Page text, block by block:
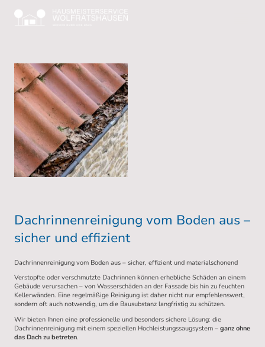
Dachrinnenreinigung vom Boden aus –
sicher und effizient
Dachrinnenreinigung vom Boden aus – sicher, effizient und materialschonend
Verstopfte oder verschmutzte Dachrinnen können erhebliche Schäden an einem
Gebäude verursachen – von Wasserschäden an der Fassade bis hin zu feuchten
Kellerwänden. Eine regelmäßige Reinigung ist daher nicht nur empfehlenswert,
sondern oft auch notwendig, um die Bausubstanz langfristig zu schützen.
Wir bieten Ihnen eine professionelle und besonders sichere Lösung: die
Dachrinnenreinigung mit einem speziellen Hochleistungssaugsystem – ganz ohne
das Dach zu betreten.